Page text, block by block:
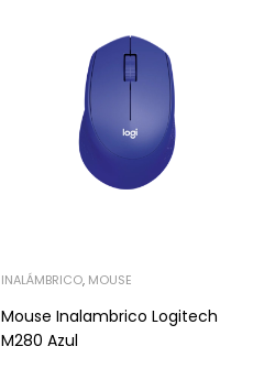
INALÁMBRICO, MOUSE
Mouse Inalambrico Logitech
M280 Azul